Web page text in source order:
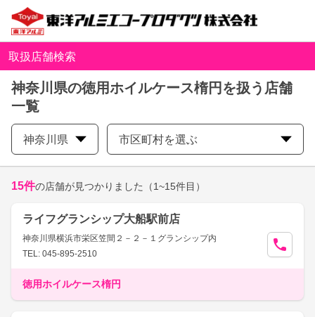
取扱店舗検索
神奈川県の徳用ホイルケース楕円を扱う店舗
一覧
神奈川県 市区町村を選ぶ
15件の店舗が見つかりました （1~15件目）
ライフグランシップ大船駅前店
神奈川県横浜市栄区笠間２－２－１グランシップ内
TEL: 045-895-2510
徳用ホイルケース楕円